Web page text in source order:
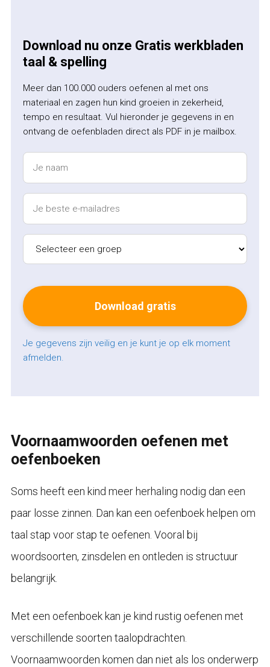
Download nu onze Gratis werkbladen
taal & spelling
Meer dan 100.000 ouders oefenen al met ons
materiaal en zagen hun kind groeien in zekerheid,
tempo en resultaat. Vul hieronder je gegevens in en
ontvang de oefenbladen direct als PDF in je mailbox.
Je gegevens zijn veilig en je kunt je op elk moment
afmelden.
Voornaamwoorden oefenen met
oefenboeken
Soms heeft een kind meer herhaling nodig dan een
paar losse zinnen. Dan kan een oefenboek helpen om
taal stap voor stap te oefenen. Vooral bij
woordsoorten, zinsdelen en ontleden is structuur
belangrijk.
Met een oefenboek kan je kind rustig oefenen met
verschillende soorten taalopdrachten.
Voornaamwoorden komen dan niet als los onderwerp